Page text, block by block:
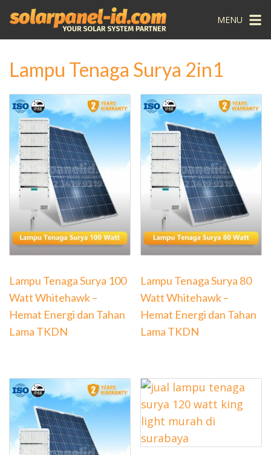
MENU
Lampu Tenaga Surya 2in1
Lampu Tenaga Surya 100
Watt Whitehawk –
Hemat Energi dan Tahan
Lama TKDN
Lampu Tenaga Surya 80
Watt Whitehawk –
Hemat Energi dan Tahan
Lama TKDN